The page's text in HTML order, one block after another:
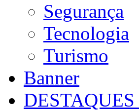
Segurança
Tecnologia
Turismo
Banner